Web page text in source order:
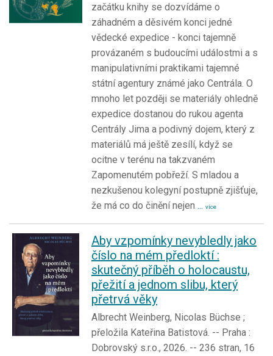
začátku knihy se dozvídáme o
záhadném a děsivém konci jedné
vědecké expedice - konci tajemně
provázaném s budoucími událostmi a s
manipulativními praktikami tajemné
státní agentury známé jako Centrála. O
mnoho let později se materiály ohledně
expedice dostanou do rukou agenta
Centrály Jima a podivný dojem, který z
materiálů má ještě zesílí, když se
ocitne v terénu na takzvaném
Zapomenutém pobřeží. S mladou a
nezkušenou kolegyní postupně zjišťuje,
že má co do činění nejen ... více
Aby vzpomínky nevybledly jako
číslo na mém předloktí :
skutečný příběh o holocaustu,
přežití a jednom slibu, který
přetrvá věky
Albrecht Weinberg, Nicolas Büchse ;
přeložila Kateřina Batistová. -- Praha :
Dobrovský s.r.o., 2026. -- 236 stran, 16